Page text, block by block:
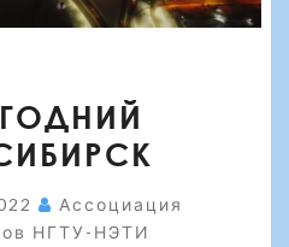
НОВОСИБИРСК
Ассоциация
НГТУ-НЭТИ